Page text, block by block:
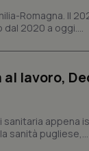
Romagna. Il
2020 a oggi....
lavoro,
sanitaria
sanità pugliese,...